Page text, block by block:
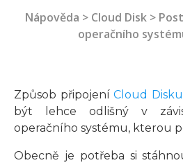
Nápověda > Cloud Disk>
operačního
Způsob připojeníCloud Disku
být lehce odlišný v
operačního systému, kterou
Obecně je potřeba si